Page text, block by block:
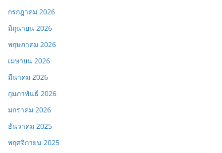
กรกฎาคม 2026
มิถุนายน 2026
พฤษภาคม 2026
เมษายน 2026
มีนาคม 2026
กุมภาพันธ์ 2026
มกราคม 2026
ธันวาคม 2025
พฤศจิกายน 2025